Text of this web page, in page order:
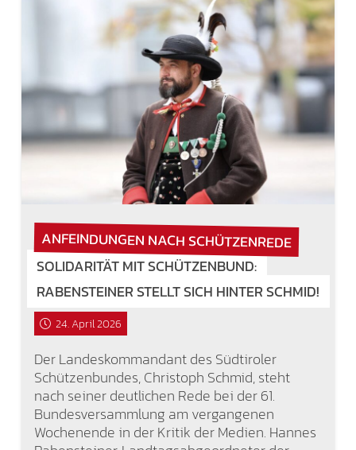
ANFEINDUNGEN NACH SCHÜTZENREDE
SOLIDARITÄT MIT SCHÜTZENBUND:
RABENSTEINER STELLT SICH HINTER SCHMID!
24. April 2026
Der Landeskommandant des Südtiroler
Schützenbundes, Christoph Schmid, steht
nach seiner deutlichen Rede bei der 61.
Bundesversammlung am vergangenen
Wochenende in der Kritik der Medien. Hannes